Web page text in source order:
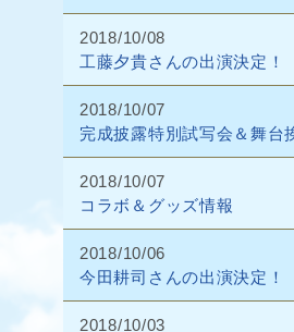
2018/10/08
工藤夕貴さんの出演決定！
2018/10/07
完成披露特別試写会＆舞台
2018/10/07
コラボ＆グッズ情報
2018/10/06
今田耕司さんの出演決定！
2018/10/03